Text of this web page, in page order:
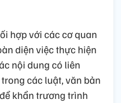
hợp với các cơ quan
diện việc thực hiện
nội dung có liên
các luật, văn bản
khẩn trương trình